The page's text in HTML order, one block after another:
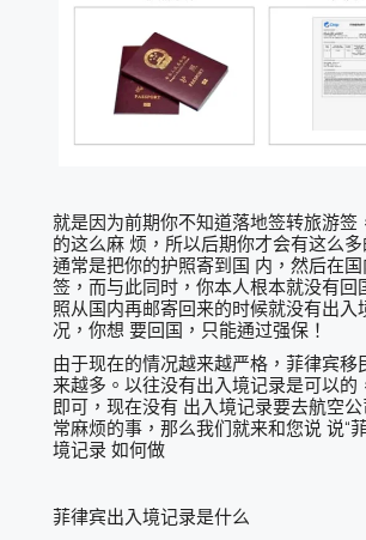
就是因为前期你不知道落地签转旅游签
的这么麻 烦，所以后期你才会有这么
通常是把你的护照寄到国 内，然后在
签，而与此同时，你本人根本就没有回
照从国内再邮寄回来的时候就没有出入
况，你想 要回国，只能通过强保！
由于现在的情况越来越严格，菲律宾移
来越多。以往没有出入境记录是可以的
即可，现在没有 出入境记录要去航空
常麻烦的事，那么我们就来和您说 说“
境记录 如何做
菲律宾出入境记录是什么